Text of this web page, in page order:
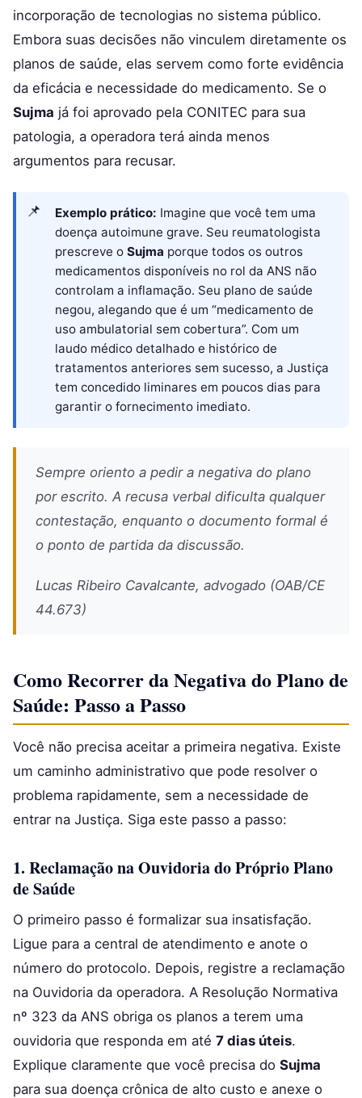
incorporação de tecnologias no sistema público.
Embora suas decisões não vinculem diretamente os
planos de saúde, elas servem como forte evidência
da eficácia e necessidade do medicamento. Se o
Sujma já foi aprovado pela CONITEC para sua
patologia, a operadora terá ainda menos
argumentos para recusar.
Exemplo prático: Imagine que você tem uma
doença autoimune grave. Seu reumatologista
prescreve o Sujma porque todos os outros
medicamentos disponíveis no rol da ANS não
controlam a inflamação. Seu plano de saúde
negou, alegando que é um “medicamento de
uso ambulatorial sem cobertura”. Com um
laudo médico detalhado e histórico de
tratamentos anteriores sem sucesso, a Justiça
tem concedido liminares em poucos dias para
garantir o fornecimento imediato.
Sempre oriento a pedir a negativa do plano
por escrito. A recusa verbal dificulta qualquer
contestação, enquanto o documento formal é
o ponto de partida da discussão.
Lucas Ribeiro Cavalcante, advogado (OAB/CE
44.673)
Como Recorrer da Negativa do Plano de
Saúde: Passo a Passo
Você não precisa aceitar a primeira negativa. Existe
um caminho administrativo que pode resolver o
problema rapidamente, sem a necessidade de
entrar na Justiça. Siga este passo a passo:
1. Reclamação na Ouvidoria do Próprio Plano
de Saúde
O primeiro passo é formalizar sua insatisfação.
Ligue para a central de atendimento e anote o
número do protocolo. Depois, registre a reclamação
na Ouvidoria da operadora. A Resolução Normativa
nº 323 da ANS obriga os planos a terem uma
ouvidoria que responda em até 7 dias úteis.
Explique claramente que você precisa do Sujma
para sua doença crônica de alto custo e anexe o